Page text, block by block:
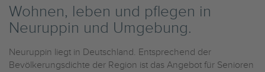
Wohnen, leben und pflegen in
Neuruppin und Umgebung.
Neuruppin liegt in Deutschland. Entsprechend der
Bevölkerungsdichte der Region ist das Angebot für Senioren